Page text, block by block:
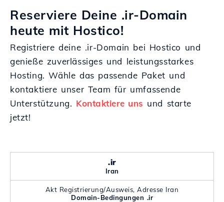
Reserviere Deine .ir-Domain
heute mit Hostico!
Registriere deine .ir-Domain bei Hostico und
genieße zuverlässiges und leistungsstarkes
Hosting. Wähle das passende Paket und
kontaktiere unser Team für umfassende
Unterstützung. Kontaktiere uns und starte
jetzt!
.ir
Iran
Akt Registrierung/Ausweis, Adresse Iran
Domain-Bedingungen .ir